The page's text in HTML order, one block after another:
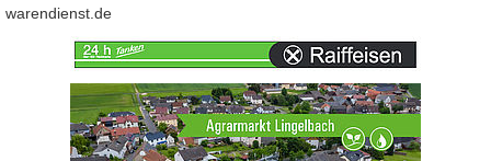
warendienst.de